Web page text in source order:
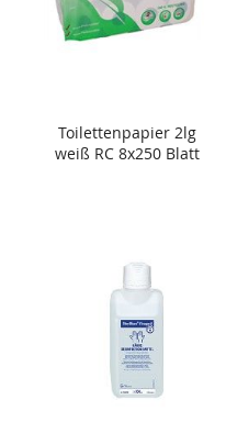
Toilettenpapier 2lg
weiß RC 8x250 Blatt